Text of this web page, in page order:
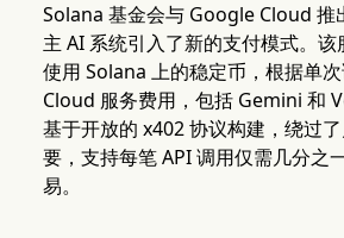
Solana 基金会与 Google Cloud 推
主 AI 系统引入了新的支付模式。该
使用 Solana 上的稳定币，根据单
Cloud 服务费用，包括 Gemini 和
基于开放的 x402 协议构建，绕过
要，支持每笔 API 调用仅需几分之
易。